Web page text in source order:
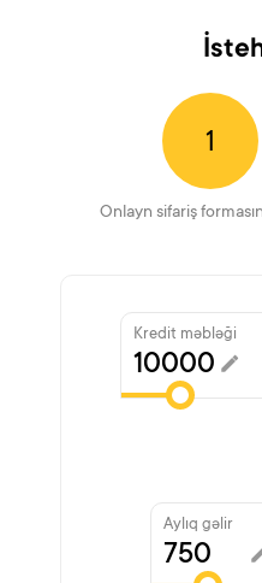
1
Onlayn sifariş
Kredit məbləği
Aylıq gəlir